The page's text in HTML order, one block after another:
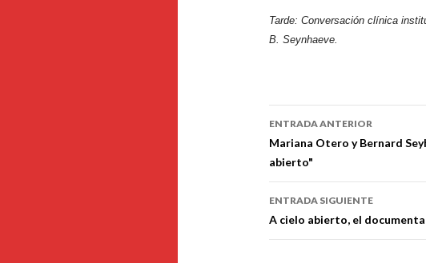
Tarde: Conversación clínica
B. Seynhaeve.
Navegación
de
entradas
ENTRADA ANTERIOR
Mariana Otero y Bernard
abierto"
ENTRADA SIGUIENTE
A cielo abierto, el